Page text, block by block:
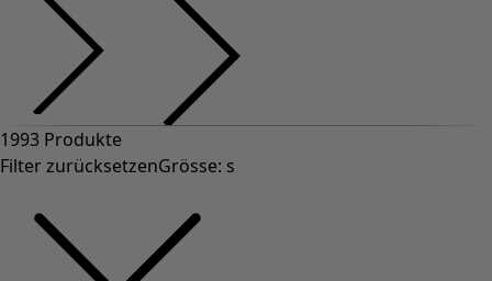
1993 Produkte
Filter zurücksetzenGrösse: s